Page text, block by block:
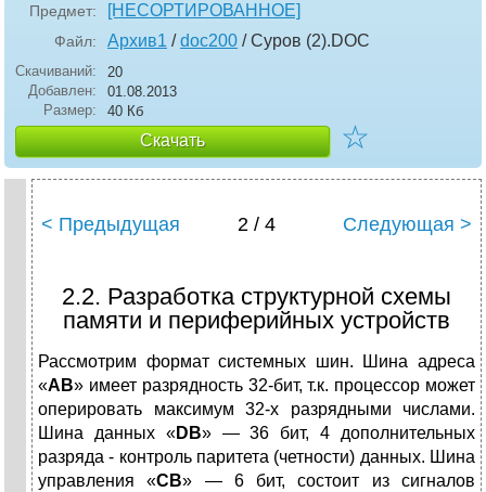
Предмет: [НЕСОРТИРОВАННОЕ]
Файл: Архив1 /doc200 / Суров (2).DOC
Скачиваний:
20
Добавлен:
01.08.2013
Размер:
40 Кб
Скачать ☆
< Предыдущая 2 / 4 Следующая >
2.2. Разработка структурной схемы
памяти и периферийных устройств
Рассмотрим формат системных шин. Шина адреса
«АВ» имеет разрядность 32-бит, т.к. процессор может
оперировать максимум 32-х разрядными числами.
Шина данных «D В» — 36 бит, 4 дополнительных
разряда - контроль паритета (четности) данных. Шина
управления «СВ» — 6 бит, состоит из сигналов